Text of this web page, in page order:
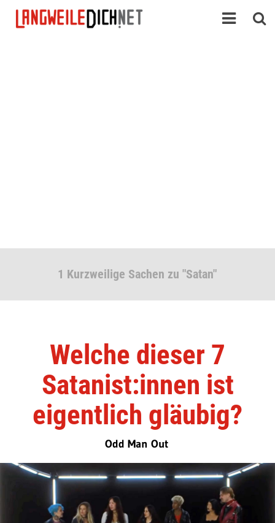
1 Kurzweilige Sachen zu "Satan"
Welche dieser 7
Satanist:innen ist
eigentlich gläubig?
Odd Man Out